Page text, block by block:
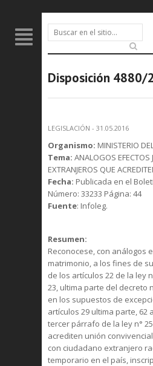
Disposición 4880/
LEGISLACIÓN - 31.05.2016
Organismo: MINISTERIO
Tema: ANALOGOS
EXTRANJEROS QUE
Fecha: Publicada en el
Número: 33233 Página: 44
Fuente: Infoleg.
Resumen:
Reconocese, con análogos
matrimonio, a los fines de
de los artículos 22 de la ley
23, ultima parte del decreto
en los supuestos de
artículos 29 ultima parte, 62
tercer párrafo de la ley n°
acrediten unión
con ciudadano extranjero
temporario en el país,